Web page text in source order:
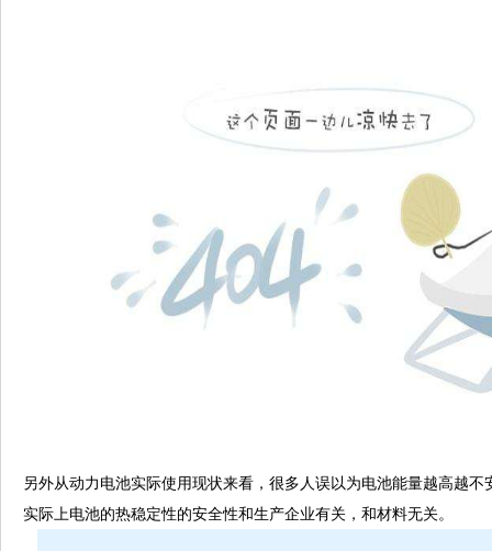
另外从动力电池实际使用现状来看，很多人误以为电池能量越高越
实际上电池的热稳定性的安全性和生产企业有关，和材料无关。